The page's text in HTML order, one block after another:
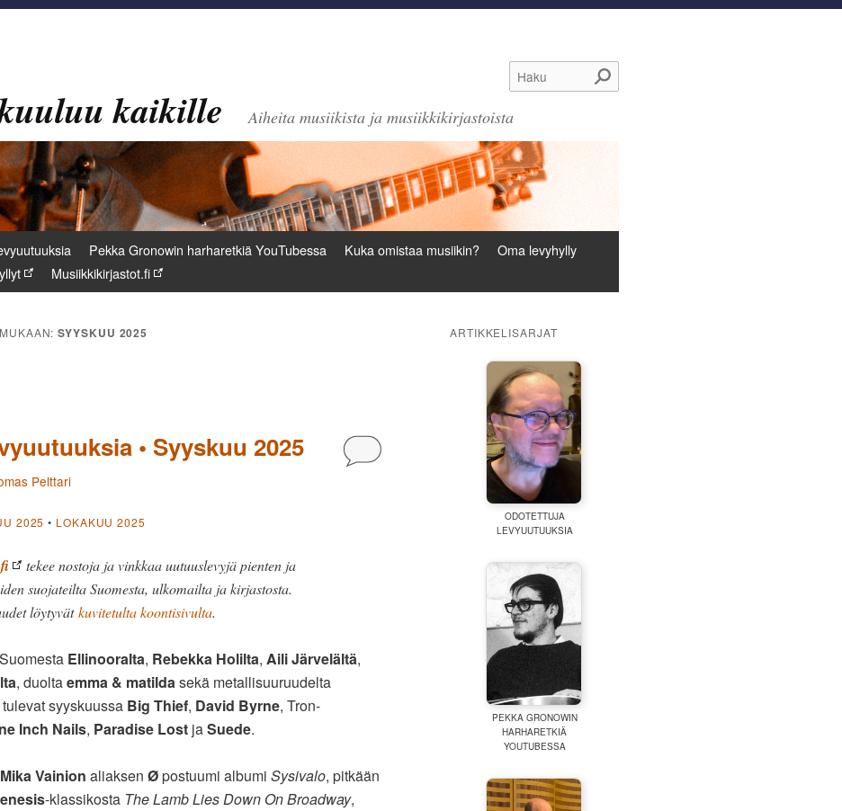
Haku
kaikille Aiheita musiikista ja musiikkikirjastoista
Pekka Gronowin harharetkiä YouTubessa Kuka omistaa musiikin?
Oma levyhylly
Musiikkikirjastot.fi
SYYSKUU 2025
• Syyskuu 2025 Kommentoi
Pelttari
2025 • LOKAKUU 2025
tekee nostoja ja vinkkaa uutuuslevyjä pienten ja
suojateilta Suomesta, ulkomailta ja kirjastosta.
löytyvätkuvitetulta koontisivulta.
Ellinooralta, Rebekka Holilta, Aili Järvelältä,
, duoltaemma & matildasekä metallisuuruudelta
syyskuussa Big Thief, David Byrne, Tron-
Inch Nails, Paradise Lost jaSuede.
Mika Vainion aliaksen Øpostuumi albumi Sysivalo, pitkään
-klassikosta The Lamb Lies Down On Broadway,
ARTIKKELISARJAT
ODOTETTUJA
LEVYUUTUUKSIA
PEKKA GRONOWIN
HARHARETKIÄ
YOUTUBESSA